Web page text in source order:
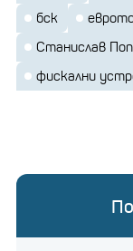
бск
Станислав
фискални